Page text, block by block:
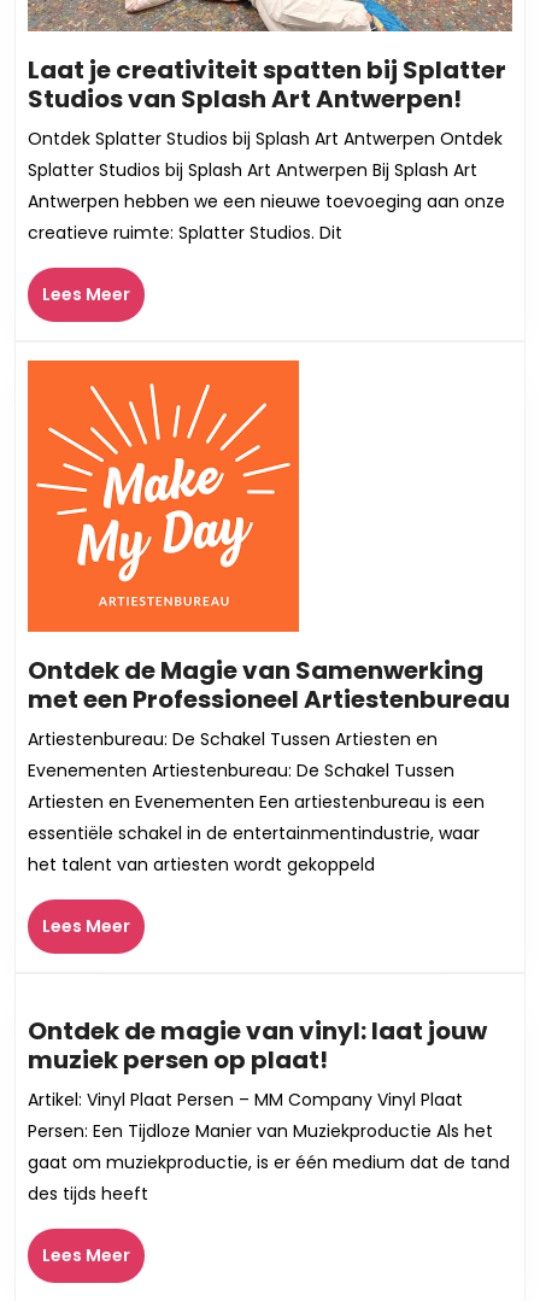
Laat je creativiteit spatten bij Splatter
Studios van Splash Art Antwerpen!
je
bij
Ontdek Splatter Studios bij Splash Art Antwerpen Ontdek
Splatter Studios bij Splash Art Antwerpen Bij Splash Art
Antwerpen hebben we een nieuwe toevoeging aan onze
creatieve ruimte: Splatter Studios. Dit
Lees MeerLees
Meer
Ontdek de Magie van Samenwerking
met een Professioneel Artiestenbureau
Artiestenbureau: De Schakel Tussen Artiesten en
Evenementen Artiestenbureau: De Schakel Tussen
Artiesten en Evenementen Een artiestenbureau is een
essentiële schakel in de entertainmentindustrie, waar
het talent van artiesten wordt gekoppeld
Lees MeerLees
Meer
Ontdek de magie van vinyl: laat jouw
muziek persen op plaat!
de
magie
van
vinyl:
Artikel: Vinyl Plaat Persen – MM Company Vinyl Plaat
Persen: Een Tijdloze Manier van Muziekproductie Als het
gaat om muziekproductie, is er één medium dat de tand
des tijds heeft
Lees MeerLees
Meer